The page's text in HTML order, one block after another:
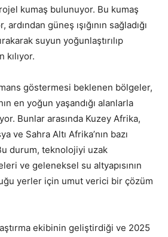
kumaş bulunuyor. Bu kumaş
güneş ışığının sağladığı
suyun yoğunlaştırılıp
kılıyor.
göstermesi beklenen bölgeler,
en yoğun yaşandığı alanlarla
Bunlar arasında Kuzey Afrika,
ve Sahra Altı Afrika’nın bazı
durum, teknolojiyi uzak
ve geleneksel su altyapısının
yerler için umut verici bir çözüm
ekibinin geliştirdiği ve 2025